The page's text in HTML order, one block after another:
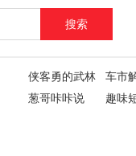
搜索
侠客勇的武林
车市
葱哥咔咔说
趣味